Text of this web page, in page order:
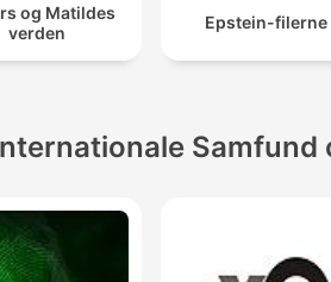
og Matildes
verden
Epstein-filerne